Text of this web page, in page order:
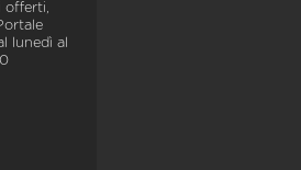
offerti,
lunedì al